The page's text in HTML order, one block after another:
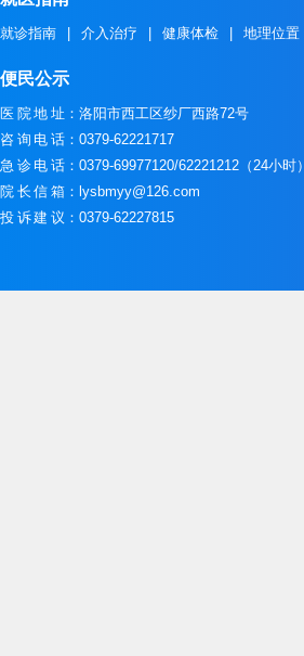
就诊指南 介入治疗 健康体检 地理位置
便民公示
医院地址 ：洛阳市西工区纱厂西路72号
咨询电话 ：0379-62221717
急诊电话 ：0379-69977120/62221212（24小时）
院长信箱 ：lysbmyy@126.com
投诉建议 ：0379-62227815